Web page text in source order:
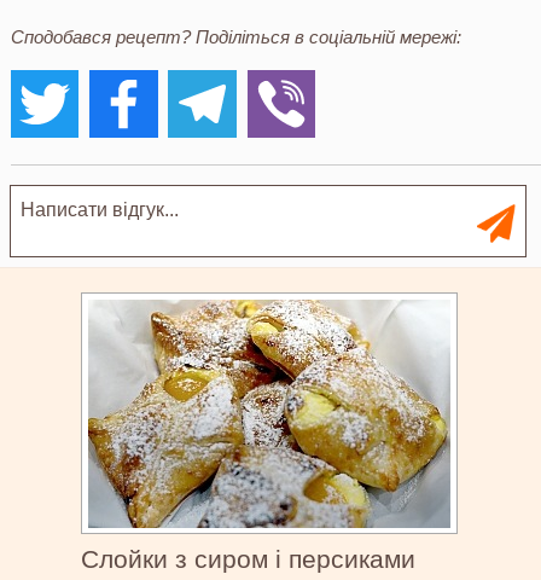
Сподобався рецепт? Поділіться в соціальній мережі:
Слойки з сиром і персиками